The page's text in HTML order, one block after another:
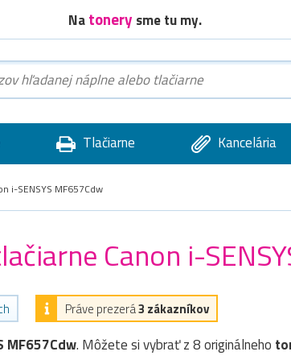
Natonery sme tu my.
Tlačiarne Kancelária
i-SENSYS MF657Cdw
Canon i-
Práve prezerá3 zákazníkov
MF657Cdw. Môžete si vybrať z 8 originálneho